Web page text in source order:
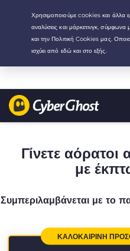
Your choice:The Best Dealfor
/
Γίνετε αόρατοι
με
Συμπεριλαμβάνεται με το
ΚΑΛΟΚΑΙΡΙΝΉ